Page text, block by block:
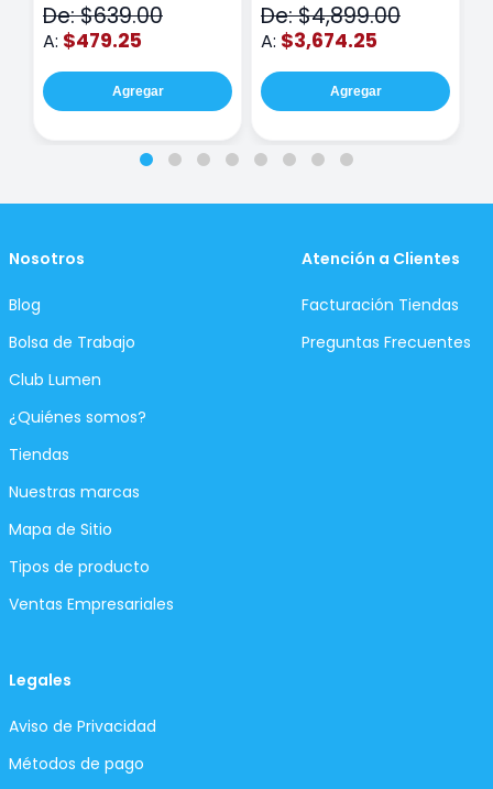
De: $639.00
A: $479.25
Agregar
De: $4,899.00
A: $3,674.25
Agregar
Nosotros
Blog
Bolsa de Trabajo
Club Lumen
¿Quiénes somos?
Tiendas
Nuestras marcas
Mapa de Sitio
Tipos de producto
Ventas Empresariales
Atención a Clientes
Facturación Tiendas
Preguntas Frecuentes
Legales
Aviso de Privacidad
Métodos de pago